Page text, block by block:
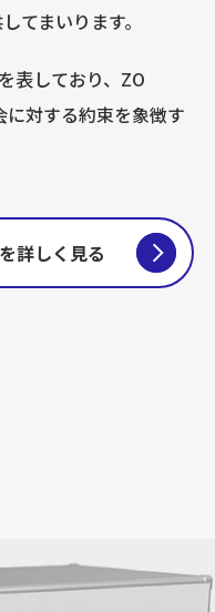
てまいります。
表しており、ZO
対する約束を象徴す
詳しく見る